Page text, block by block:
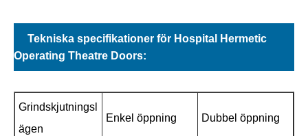
Tekniska specifikationer för Hospital Hermetic
Operating Theatre Doors:
Grindskjutningsl
ägen
Enkel öppning Dubbel öppning